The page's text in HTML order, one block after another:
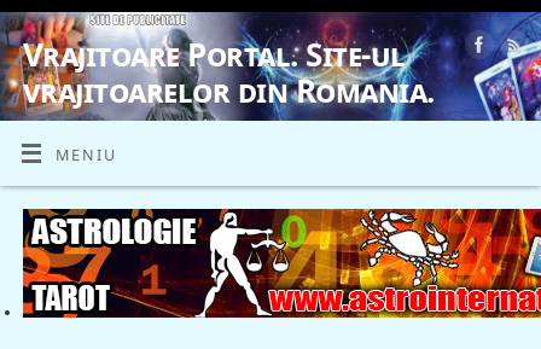
Vrajitoare Portal. Site-ul
vrajitoarelor din Romania.
VRAJITOARE, VRAJITOARELE, VRAJITOARE
MENIU